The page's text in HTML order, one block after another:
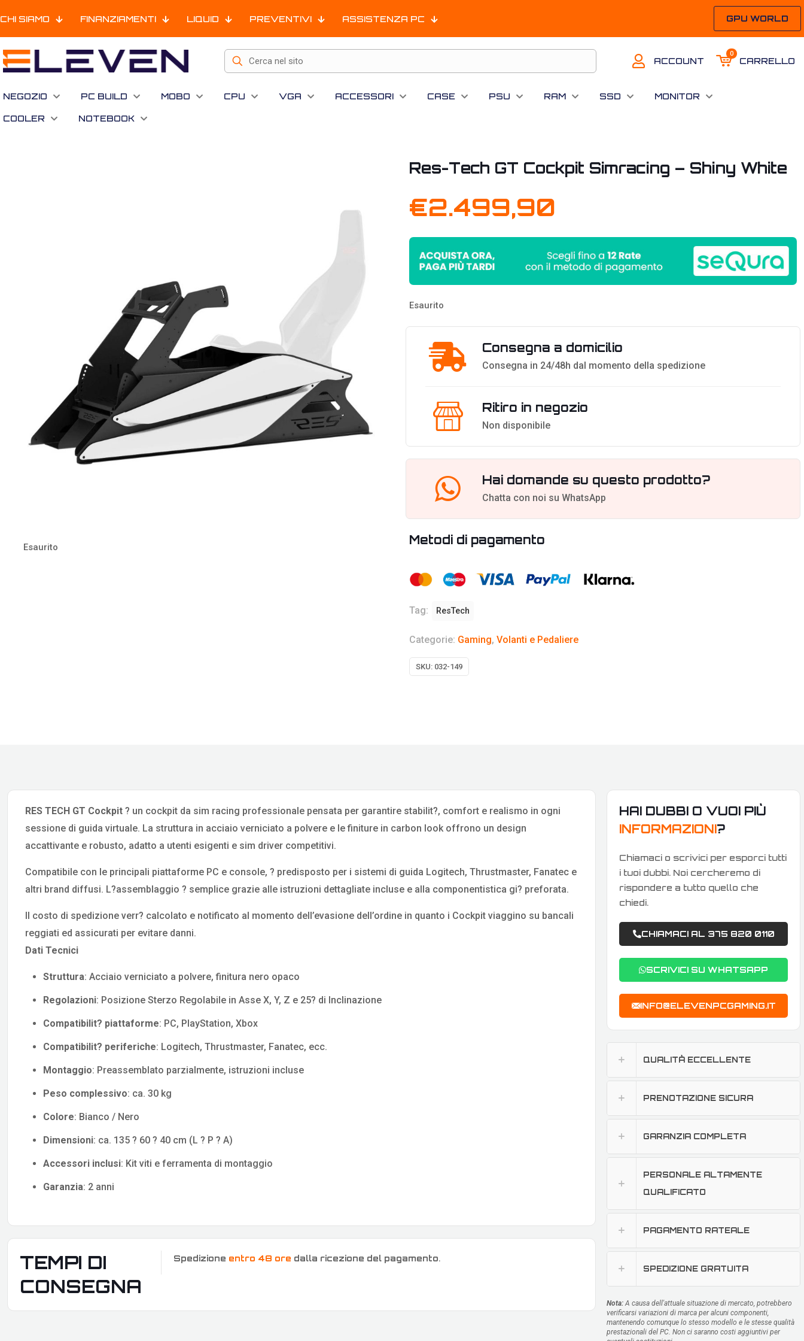
CHI SIAMO FINANZIAMENTI LIQUID PREVENTIVI ASSISTENZA PC GPU WORLD
ACCOUNT
0
CARRELLO
NEGOZIO PC BUILD MOBO CPU VGA ACCESSORI CASE PSU RAM SSD MONITOR
COOLER NOTEBOOK
Esaurito
Res-Tech GT Cockpit Simracing – Shiny White
€2.499,90
Esaurito
Consegna a domicilio
Consegna in 24/48h dal momento della spedizione
Ritiro in negozio
Non disponibile
Hai domande su questo prodotto?
Chatta con noi su WhatsApp
Metodi di pagamento
Tag: ResTech
Categorie: Gaming, Volanti e Pedaliere
SKU: 032-149
RES TECH GT Cockpit ? un cockpit da sim racing professionale pensata per garantire stabilit?, comfort e realismo in ogni
sessione di guida virtuale. La struttura in acciaio verniciato a polvere e le finiture in carbon look offrono un design
accattivante e robusto, adatto a utenti esigenti e sim driver competitivi.
Compatibile con le principali piattaforme PC e console, ? predisposto per i sistemi di guida Logitech, Thrustmaster, Fanatec e
altri brand diffusi. L?assemblaggio ? semplice grazie alle istruzioni dettagliate incluse e alla componentistica gi? preforata.
Il costo di spedizione verr? calcolato e notificato al momento dell’evasione dell’ordine in quanto i Cockpit viaggino su bancali
reggiati ed assicurati per evitare danni.
Dati Tecnici
Struttura: Acciaio verniciato a polvere, finitura nero opaco
Regolazioni: Posizione Sterzo Regolabile in Asse X, Y, Z e 25? di Inclinazione
Compatibilit? piattaforme: PC, PlayStation, Xbox
Compatibilit? periferiche: Logitech, Thrustmaster, Fanatec, ecc.
Montaggio: Preassemblato parzialmente, istruzioni incluse
Peso complessivo: ca. 30 kg
Colore: Bianco / Nero
Dimensioni: ca. 135 ? 60 ? 40 cm (L ? P ? A)
Accessori inclusi: Kit viti e ferramenta di montaggio
Garanzia: 2 anni
TEMPI DI
CONSEGNA
Spedizione entro 48 ore dalla ricezione del pagamento.
HAI DUBBI O VUOI PIÙ
INFORMAZIONI?
Chiamaci o scrivici per esporci tutti
i tuoi dubbi. Noi cercheremo di
rispondere a tutto quello che
chiedi.
CHIAMACI AL 375 820 0110
SCRIVICI SU WHATSAPP
INFO@ELEVENPCGAMING.IT
QUALITÀ ECCELLENTE
PRENOTAZIONE SICURA
GARANZIA COMPLETA
PERSONALE ALTAMENTE
QUALIFICATO
PAGAMENTO RATEALE
SPEDIZIONE GRATUITA
Nota:A causa dell'attuale situazione di mercato, potrebbero
verificarsi variazioni di marca per alcuni componenti,
mantenendo comunque lo stesso modello e le stesse qualità
prestazionali del PC. Non ci saranno costi aggiuntivi per